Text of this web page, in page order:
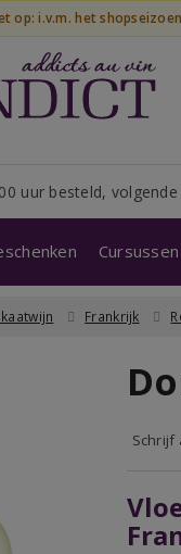
op: i.v.m. het
uur besteld,
Frankrijk
Schrijf